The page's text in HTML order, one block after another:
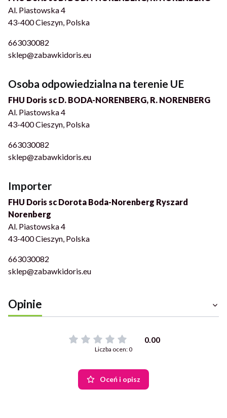
Al. Piastowska 4
43-400 Cieszyn, Polska
663030082
sklep@zabawkidoris.eu
Osoba odpowiedzialna na terenie UE
FHU Doris sc D. BODA-NORENBERG, R. NORENBERG
Al. Piastowska 4
43-400 Cieszyn, Polska
663030082
sklep@zabawkidoris.eu
Importer
FHU Doris sc Dorota Boda-Norenberg Ryszard
Norenberg
Al. Piastowska 4
43-400 Cieszyn, Polska
663030082
sklep@zabawkidoris.eu
Opinie
0.00
Liczba ocen: 0
Oceń i opisz